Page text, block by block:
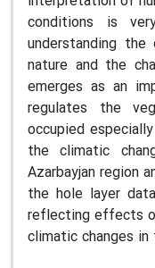
conditions is
understanding
nature and the
emerges as an
regulates the
occupied
the climatic
Azarbayjan region
the hole layer
reflecting effects
climatic changes